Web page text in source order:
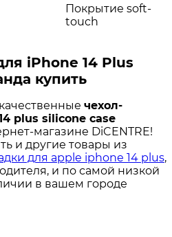
Покрытие soft-
touch
iPhone 14 Plus
купить
чехол-
plus silicone case
магазине DiCENTRE!
и другие товары из
для apple iphone 14 plus,
и по самой низкой
в вашем городе